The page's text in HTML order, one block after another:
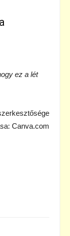
ez a lét
Canva.com